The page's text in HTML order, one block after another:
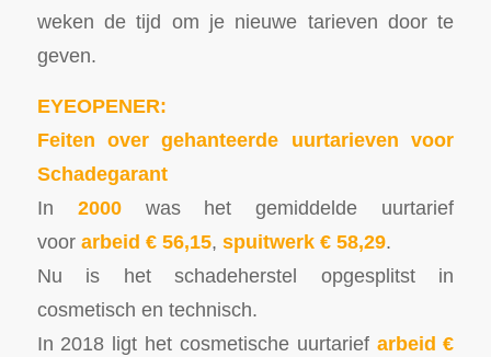
weken de tijd om je nieuwe tarieven door te
geven.
EYEOPENER:
Feiten over gehanteerde uurtarieven voor
Schadegarant
In 2000was het gemiddelde uurtarief
voor arbeid € 56,15, spuitwerk € 58,29.
Nu is het schadeherstel opgesplitst in
cosmetisch en technisch.
In 2018 ligt het cosmetische uurtarief arbeid €